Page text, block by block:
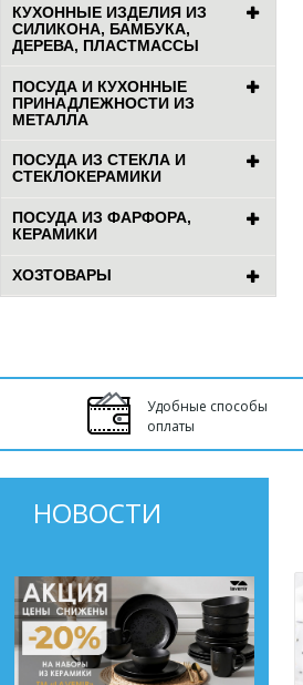
КУХОННЫЕ ИЗДЕЛИЯ ИЗ
СИЛИКОНА, БАМБУКА,
ДЕРЕВА, ПЛАСТМАССЫ
ПОСУДА И КУХОННЫЕ
ПРИНАДЛЕЖНОСТИ ИЗ
МЕТАЛЛА
ПОСУДА ИЗ СТЕКЛА И
СТЕКЛОКЕРАМИКИ
ПОСУДА ИЗ ФАРФОРА,
КЕРАМИКИ
ХОЗТОВАРЫ
Удобные способы
оплаты
НОВОСТИ